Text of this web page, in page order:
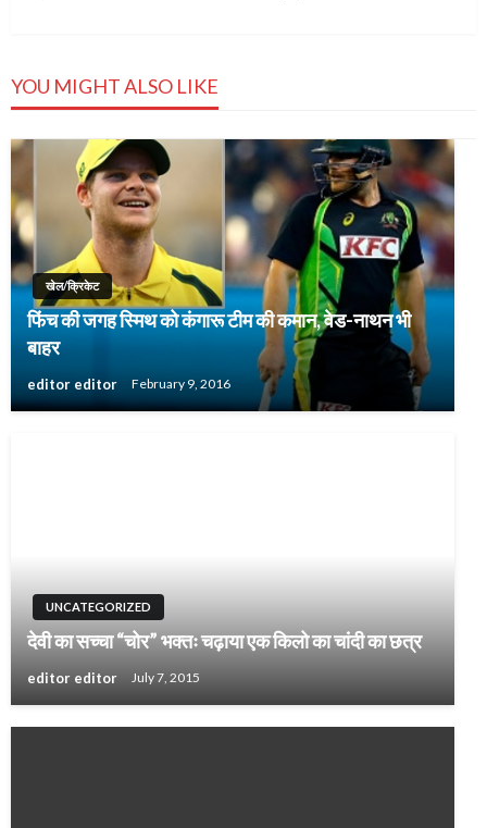
YOU MIGHT ALSO LIKE
खेल/क्रिकेट
फिंच की जगह स्मिथ को कंगारू टीम की कमान, वेड-नाथन भी
बाहर
editor editor February 9, 2016
UNCATEGORIZED
देवी का सच्चा “चोर” भक्तः चढ़ाया एक किलो का चांदी का छत्र
editor editor July 7, 2015